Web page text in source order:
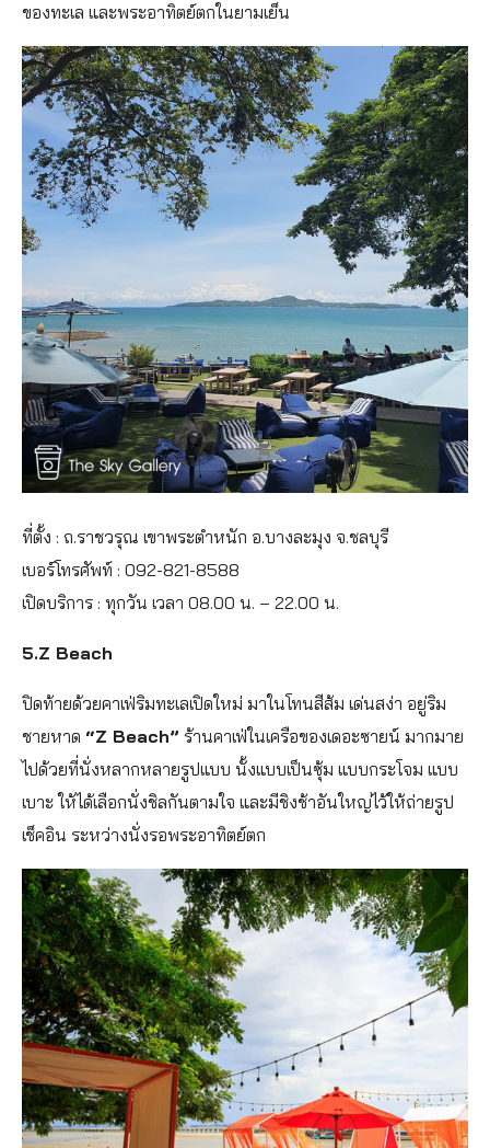
ของทะเล และพระอาทิตย์ตกในยามเย็น
ที่ตั้ง : ถ.ราชวรุณ เขาพระตำหนัก อ.บางละมุง จ.ชลบุรี
เบอร์โทรศัพท์ : 092-821-8588⁣⁣⁣⁣⁣⁣
เปิดบริการ : ทุกวัน เวลา 08.00 น. – 22.00 น.
5.Z Beach
ปิดท้ายด้วยคาเฟ่ริมทะเลเปิดใหม่ มาในโทนสีส้ม เด่นสง่า อยู่ริม
ชายหาด “Z Beach” ร้านคาเฟ่ในเครือของเดอะซายน์ มากมาย
ไปด้วยที่นั่งหลากหลายรูปแบบ นั้งแบบเป็นซุ้ม แบบกระโจม แบบ
เบาะ ให้ได้เลือกนั่งชิลกันตามใจ และมีชิงช้าอันใหญ่ไว้ให้ถ่ายรูป
เช็คอิน ระหว่างนั่งรอพระอาทิตย์ตก